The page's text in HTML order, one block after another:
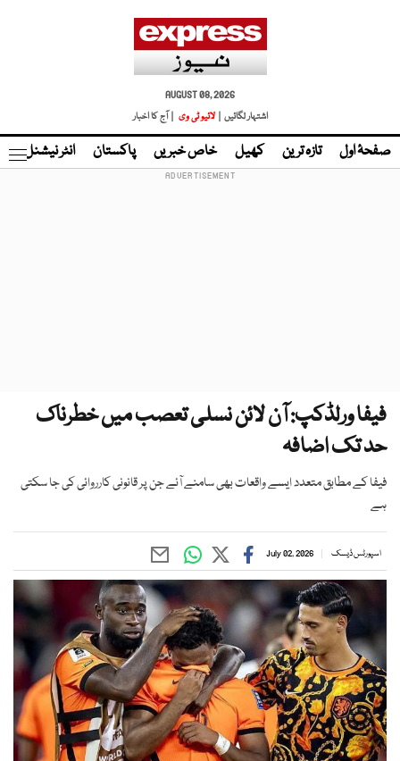
AUGUST 08, 2026
اشتہار لگائیں |
لائیو ٹی وی | آج کا اخبار
صفحۂ اول تازہ ترین کھیل خاص خبریں پاکستان انٹر نیشنل
فیفا ورلڈکپ: آن لائن نسلی تعصب میں خطرناک
حد تک اضافہ
فیفا کے مطابق متعدد ایسے واقعات بھی سامنے آئے جن پر قانونی کارروائی کی جا سکتی
ہے
اسپورٹس ڈیسک July 02, 2026